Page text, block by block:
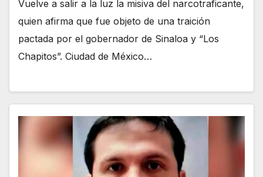
Vuelve a salir a la luz la misiva del narcotraficante,
quien afirma que fue objeto de una traición
pactada por el gobernador de Sinaloa y “Los
Chapitos”. Ciudad de México…